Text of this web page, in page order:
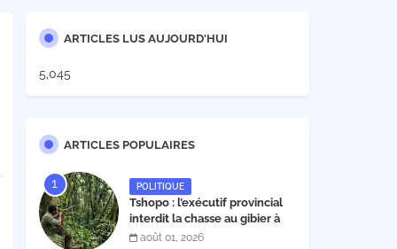
ARTICLES LUS AUJOURD'HUI
5,045
ARTICLES POPULAIRES
POLITIQUE
Tshopo : l’exécutif provincial
interdit la chasse au gibier à
poil et à plume du 1er août au
août 01, 2026